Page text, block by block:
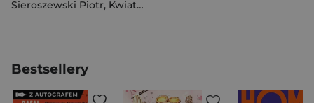
Sieroszewski Piotr, Kwiatkowski Sebastian
Bestsellery